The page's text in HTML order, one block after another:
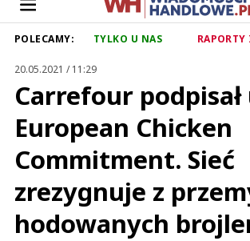
POLECAMY: TYLKO U NAS
20.05.2021 / 11:29
Carrefour
European Chicken
Commitment. Sieć
zrezygnuje z
hodowanych